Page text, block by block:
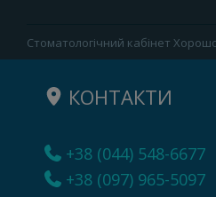
Стоматологічний кабінет
КОНТАКТИ
+38 (044) 548-6677
+38 (097) 965-5097